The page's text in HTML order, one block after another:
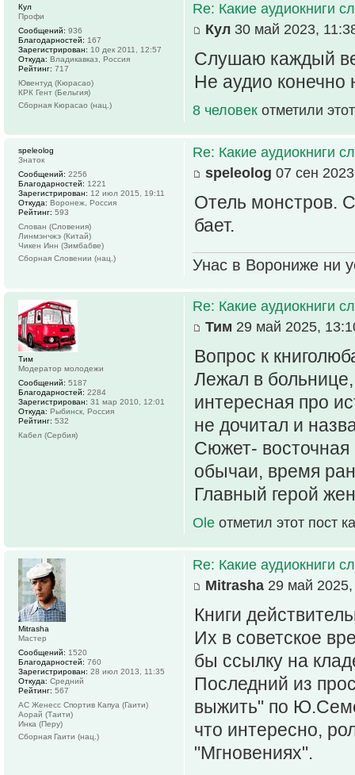
Re: Какие аудиокниги
Кул 30 май 2023,
Слушаю каждый
Не аудио конечно
8 человек отметили
Кул
Профи
Сообщений: 936
Благодарностей: 167
Зарегистрирован: 10 дек 2011, 12:57
Откуда: Владикавказ, Россия
Рейтинг: 717
Ювентуд (Кюрасао)
КРК Гент (Бельгия)
Сборная Кюрасао (нац.)
Re: Какие аудиокниги
speleolog 07 сен
Отель монстров.
бает.
Унас в Ворониже ни
speleolog
Знаток
Сообщений: 2256
Благодарностей: 1221
Зарегистрирован: 12 июл 2015, 19:11
Откуда: Воронеж, Россия
Рейтинг: 593
Слован (Словения)
Линмэнчжэ (Китай)
Чикен Инн (Зимбабве)
Сборная Словении (нац.)
Re: Какие аудиокниги
Тим 29 май 2025,
Вопрос к
Лежал в
интересная про
не дочитал и
Сюжет-
обычаи, время
Главный герой
Ole отметил этот пост
Тим
Модератор молодежи
Сообщений: 5187
Благодарностей: 2284
Зарегистрирован: 31 мар 2010, 12:01
Откуда: Рыбинск, Россия
Рейтинг: 532
Кабел (Сербия)
Re: Какие аудиокниги
Mitrasha 29 май
Книги
Их в советское
бы ссылку на
Последний из
выжить" по
что интересно,
"Мгновениях".
Mitrasha
Мастер
Сообщений: 1520
Благодарностей: 760
Зарегистрирован: 28 июл 2013, 11:35
Откуда: Средний
Рейтинг: 567
АС Женесс Спортив Капуа (Гаити)
Аорай (Таити)
Инка (Перу)
Сборная Гаити (нац.)